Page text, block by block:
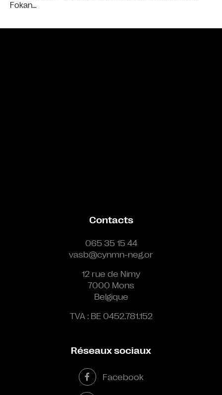
Fokan…
Contacts
065 35 15 44
vasb@cynmn-neg.or
12 rue de Nimy
7000 Mons
Belgique
TVA : BE 0452.781.152
Réseaux sociaux
Facebook